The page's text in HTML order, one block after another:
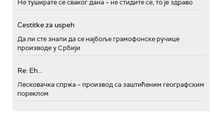
Не туширате се сваког дана – не стидите се, то је здраво
Cestitke za uspeh
Да ли сте знали да се најбоље грамофонске ручице
производе у Србији
Re: Eh...
Лесковачка спржа – производ са заштићеним географским
пореклом